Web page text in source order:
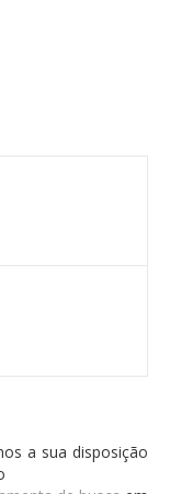
a sua disposição